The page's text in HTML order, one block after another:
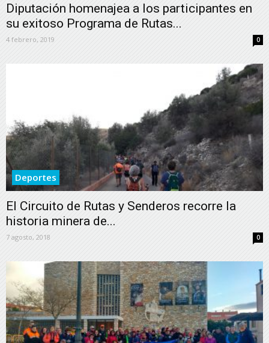
Diputación homenajea a los participantes en
su exitoso Programa de Rutas...
4 febrero, 2019 0
Deportes
El Circuito de Rutas y Senderos recorre la
historia minera de...
7 agosto, 2018 0